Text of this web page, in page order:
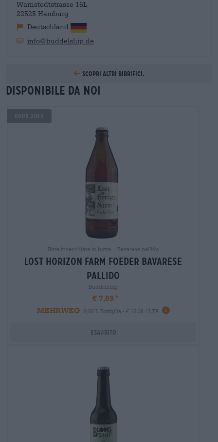
Warnstedtstrasse 16L
22525 Hamburg
Deutschland
info@buddelship.de
Scopri altri birrifici.
Disponibile da noi
09.03.2026
Birre invecchiate in botte | Bavarese pallido
lost horizon farm foeder Bavarese
pallido
Buddelship
€ 7,69
MEHRWEG
0,50 L Bottiglia - € 15,38 / LTR
Esaurito